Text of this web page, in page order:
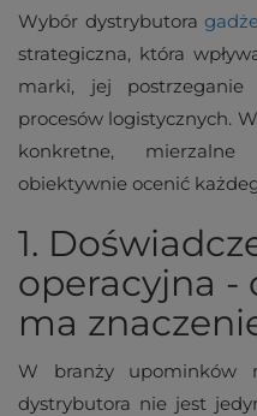
Wybór dystrybutora
strategiczna, która
marki, jej
procesów logistycznych.
konkretne,
obiektywnie ocenić
1.
operacyjna -
ma
W branży upominków
dystrybutora nie jest